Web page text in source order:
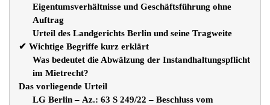
Eigentumsverhältnisse und Geschäftsführung ohne
Auftrag
Urteil des Landgerichts Berlin und seine Tragweite
✔ Wichtige Begriffe kurz erklärt
Was bedeutet die Abwälzung der Instandhaltungspflicht
im Mietrecht?
Das vorliegende Urteil
LG Berlin – Az.: 63 S 249/22 – Beschluss vom